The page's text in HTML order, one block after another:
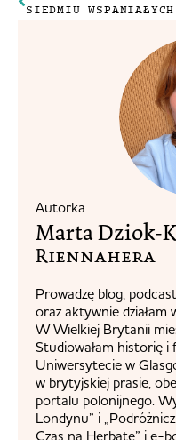
Autorka
Marta Dziok-
Riennahera​
Prowadzę blog,
oraz aktywnie działam
W Wielkiej Brytanii
Studiowałam historię i
Uniwersytecie w
w brytyjskiej prasie,
portalu polonijnego.
Londynu” i
Czas na Herbatę” i e-